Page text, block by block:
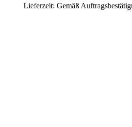
Lieferzeit: Gemäß